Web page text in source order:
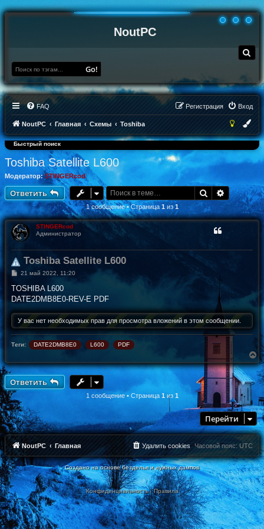
NoutPC
о
Go!
FAQ Вход
Регистрация
NoutPC Главная Схемы Toshiba
Быстрый поиск
Toshiba Satellite L600
Модератор: STINGERcod
Ответить Поиск
1 сообщение • Страница 1из1
STINGERcod
Администратор
Toshiba Satellite L600
С
о
щ
е
н
и
е
21 май 2022, 11:20
TOSHIBA L600
DATE2DMB8E0-REV-E PDF
У вас нет необходимых прав для просмотра вложений в этом сообщении.
Теги: DATE2DMB8E0 L600 PDF
В
е
р
н
т
ь
с
я
к
н
ч
а
л
у
Ответить
1 сообщение • Страница 1из 1
Перейти
NoutPC Главная Часовой пояс: UTC
Удалить cookies
Создано на основе безделья и нужных дампов
Конфиденциальность|Правила